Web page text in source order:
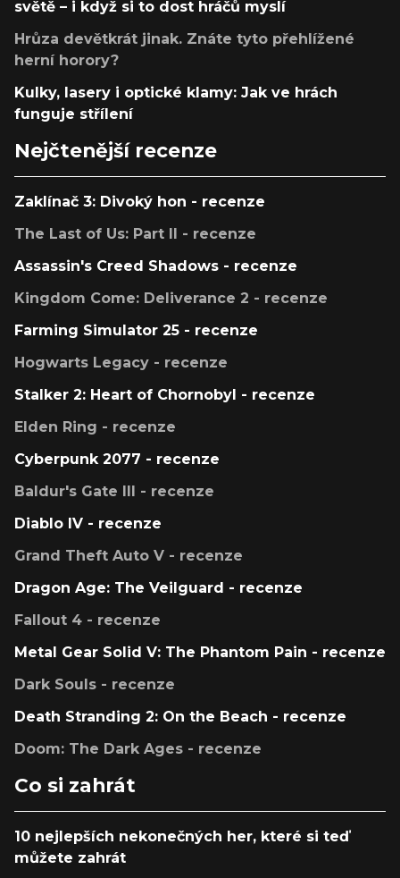
světě – i když si to dost hráčů myslí
Hrůza devětkrát jinak. Znáte tyto přehlížené
herní horory?
Kulky, lasery i optické klamy: Jak ve hrách
funguje střílení
Nejčtenější recenze
Zaklínač 3: Divoký hon - recenze
The Last of Us: Part II - recenze
Assassin's Creed Shadows - recenze
Kingdom Come: Deliverance 2 - recenze
Farming Simulator 25 - recenze
Hogwarts Legacy - recenze
Stalker 2: Heart of Chornobyl - recenze
Elden Ring - recenze
Cyberpunk 2077 - recenze
Baldur's Gate III - recenze
Diablo IV - recenze
Grand Theft Auto V - recenze
Dragon Age: The Veilguard - recenze
Fallout 4 - recenze
Metal Gear Solid V: The Phantom Pain - recenze
Dark Souls - recenze
Death Stranding 2: On the Beach - recenze
Doom: The Dark Ages - recenze
Co si zahrát
10 nejlepších nekonečných her, které si teď
můžete zahrát